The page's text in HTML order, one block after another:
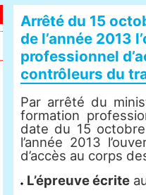
Arrêté du 15
de l’année 2013
professionnel
contrôleurs du
Par arrêté du
formation
date du 15
l’année 2013
d’accès au corps
L’épreuve écrite